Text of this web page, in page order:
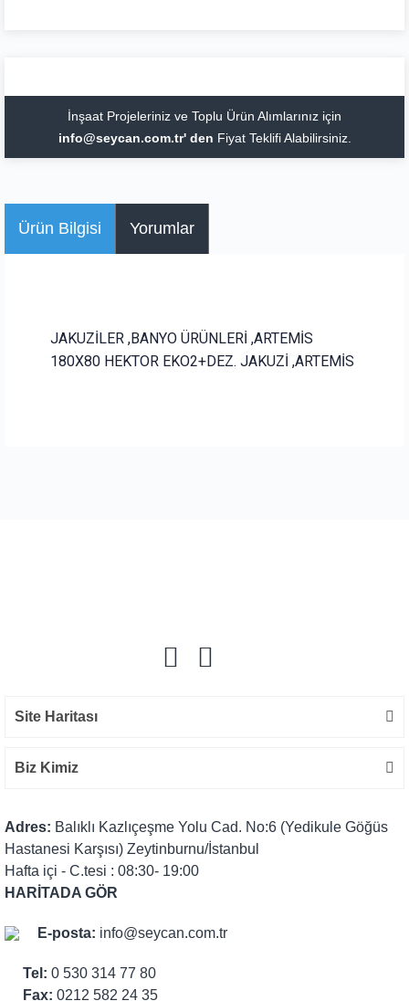
İnşaat Projeleriniz ve Toplu Ürün Alımlarınız için
info@seycan.com.tr' den Fiyat Teklifi Alabilirsiniz.
Ürün Bilgisi Yorumlar
JAKUZİLER ,BANYO ÜRÜNLERİ ,ARTEMİS
180X80 HEKTOR EKO2+DEZ. JAKUZİ ,ARTEMİS
Site Haritası
Biz Kimiz
Adres: Balıklı Kazlıçeşme Yolu Cad. No:6 (Yedikule Göğüs
Hastanesi Karşısı) Zeytinburnu/İstanbul
Hafta içi - C.tesi : 08:30- 19:00
HARİTADA GÖR
E-posta: info@seycan.com.tr
Tel: 0 530 314 77 80
Fax: 0212 582 24 35